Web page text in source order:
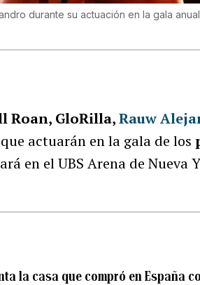
durante su actuación en la gala
Roan, GloRilla,Rauw
actuarán en la gala de los
en el UBS Arena de Nueva
la casa que compró en España